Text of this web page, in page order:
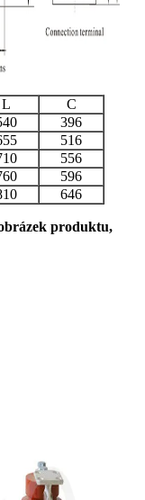
L
C
396
516
556
596
646
produktu,